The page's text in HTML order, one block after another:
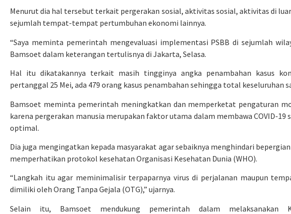
Menurut dia hal tersebut terkait pergerakan sosial, aktivitas sosial, aktivitas di
sejumlah tempat-tempat pertumbuhan ekonomi lainnya.
“Saya meminta pemerintah mengevaluasi implementasi PSBB di sejumlah
Bamsoet dalam keterangan tertulisnya di Jakarta, Selasa.
Hal itu dikatakannya terkait masih tingginya angka penambahan kasus
pertanggal 25 Mei, ada 479 orang kasus penambahan sehingga total keseluruhan
Bamsoet meminta pemerintah meningkatkan dan memperketat pengaturan
karena pergerakan manusia merupakan faktor utama dalam membawa COVID-19
optimal.
Dia juga mengingatkan kepada masyarakat agar sebaiknya menghindari
memperhatikan protokol kesehatan Organisasi Kesehatan Dunia (WHO).
“Langkah itu agar meminimalisir terpaparnya virus di perjalanan maupun
dimiliki oleh Orang Tanpa Gejala (OTG),” ujarnya.
Selain itu, Bamsoet mendukung pemerintah dalam melaksanakan